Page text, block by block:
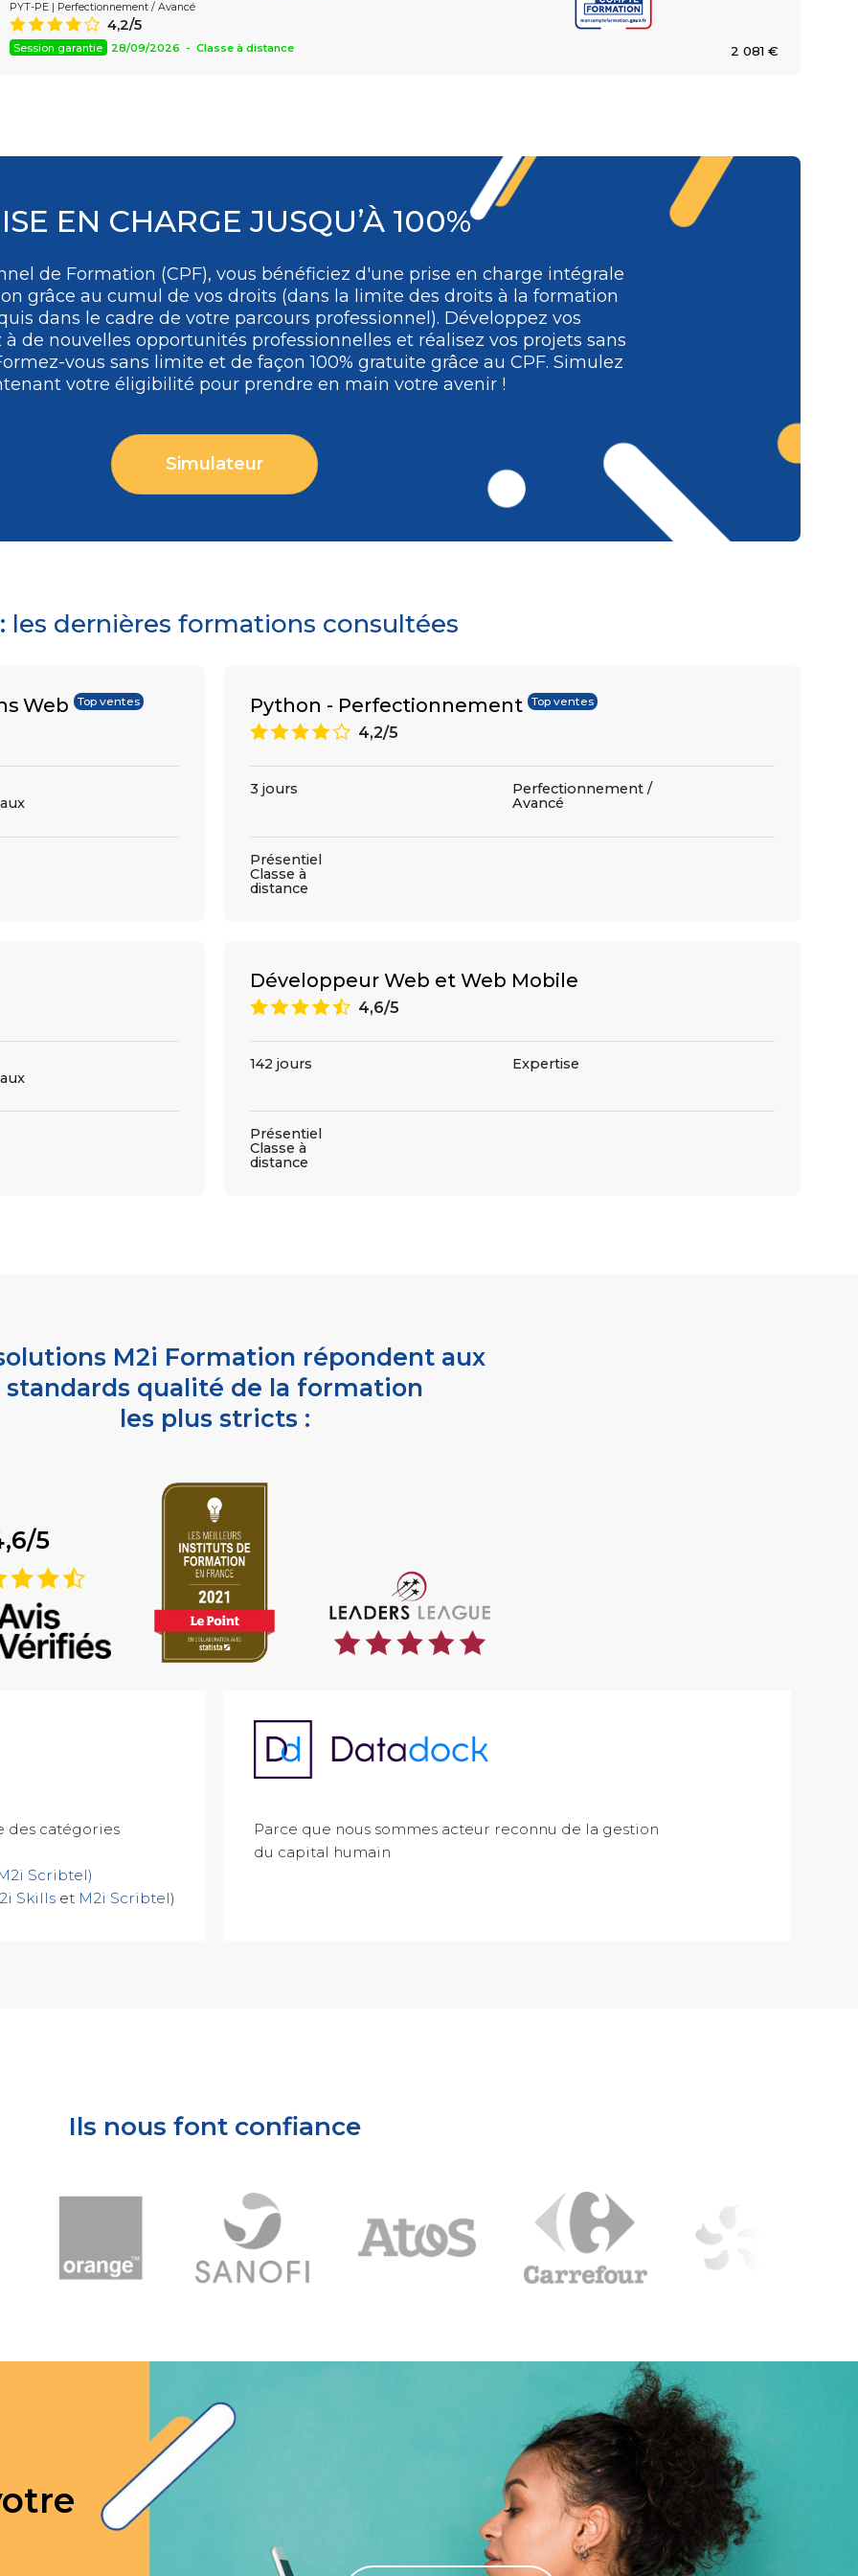
PYT-PE | Perfectionnement / Avancé
2 081 €
8 4,2/5
Session garantie 28/09/2026 - Classe à distance
EN CHARGE JUSQU’À 100%
de Formation (CPF), vous bénéficiez d'une prise en charge intégrale
grâce au cumul de vos droits (dans la limite des droits à la formation
dans le cadre de votre parcours professionnel). Développez vos
de nouvelles opportunités professionnelles et réalisez vos projets sans
vous sans limite et de façon 100% gratuite grâce au CPF. Simulez
votre éligibilité pour prendre en main votre avenir !
Simulateur
dernières formations consultées
Web Top ventes Python - Perfectionnement Top ventes
8 4,2/5
3 jours
Perfectionnement /
Avancé
Présentiel
Classe à
distance
Développeur Web et Web Mobile
9 4,6/5
142 jours Expertise
Présentiel
Classe à
distance
M2i Formation répondent aux
standards qualité de la formation
les plus stricts :
5
des catégories
Scribtel)
Skillset M2i Scribtel)
Parce que nous sommes acteur reconnu de la gestion
du capital humain
Ils nous font confiance